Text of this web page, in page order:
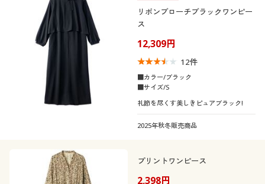
リボンブローチブラックワンピー
ス
12,309円
12件
■カラー/ブラック
■サイズ/S
礼節を尽くす美しきピュアブラック!
2025年秋冬販売商品
プリントワンピース
2,398円